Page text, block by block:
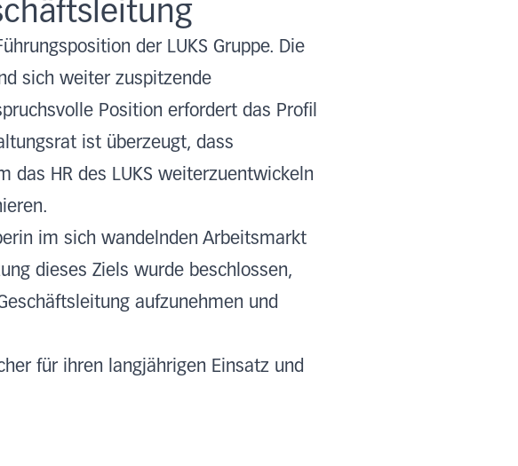
der LUKS Gruppe. Die
sich weiter zuspitzende
Position erfordert das Profil
ist überzeugt, dass
das HR des LUKS weiterzuentwickeln
im sich wandelnden Arbeitsmarkt
dieses Ziels wurde beschlossen,
aufzunehmen und
für ihren langjährigen Einsatz und